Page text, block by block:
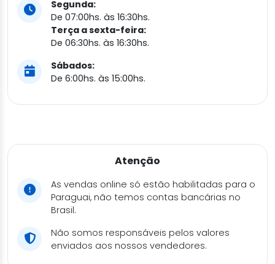
Segunda:
De 07:00hs. às 16:30hs.
Terça a sexta-feira:
De 06:30hs. às 16:30hs.
Sábados:
De 6:00hs. às 15:00hs.
Atenção
As vendas online só estão habilitadas para o
Paraguai, não temos contas bancárias no
Brasil.
Não somos responsáveis pelos valores
enviados aos nossos vendedores.